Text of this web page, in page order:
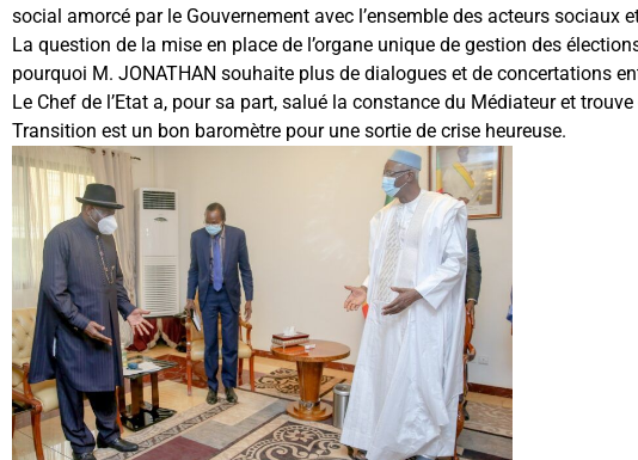
social amorcé par le Gouvernement avec l’ensemble des acteurs sociaux
La question de la mise en place de l’organe unique de gestion des
pourquoi M. JONATHAN souhaite plus de dialogues et de concertations
Le Chef de l’Etat a, pour sa part, salué la constance du Médiateur et
Transition est un bon baromètre pour une sortie de crise heureuse.